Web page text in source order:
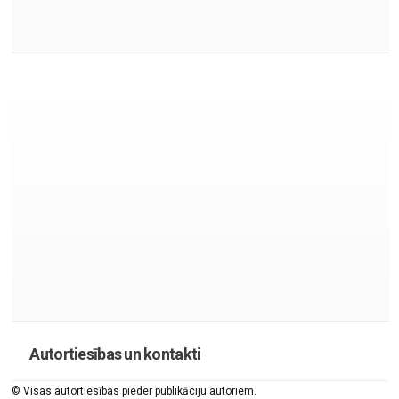
Autortiesības un kontakti
© Visas autortiesības pieder publikāciju autoriem.